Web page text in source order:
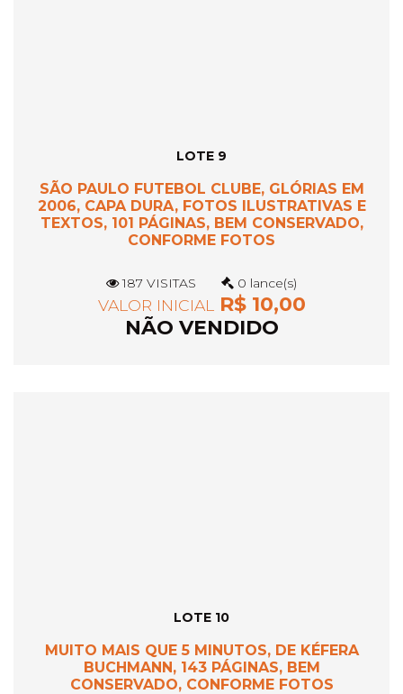
LOTE 9
SÃO PAULO FUTEBOL CLUBE, GLÓRIAS EM
2006, CAPA DURA, FOTOS ILUSTRATIVAS E
TEXTOS, 101 PÁGINAS, BEM CONSERVADO,
CONFORME FOTOS
187 VISITAS 0 lance(s)
VALOR INICIAL R$ 10,00
NÃO VENDIDO
LOTE 10
MUITO MAIS QUE 5 MINUTOS, DE KÉFERA
BUCHMANN, 143 PÁGINAS, BEM
CONSERVADO, CONFORME FOTOS